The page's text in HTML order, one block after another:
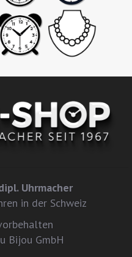
Uhrmacher
in der Schweiz
Bijou GmbH